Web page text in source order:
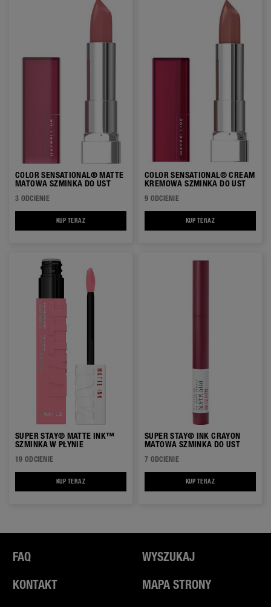
COLOR SENSATIONAL® MATTE
MATOWA SZMINKA DO UST
3 ODCIENIE
KUP TERAZ COLOR SENSATIONAL® MATTE MATOWA SZMINKA DO UST
COLOR SENSATIONAL® CREAM
KREMOWA SZMINKA DO UST
9 ODCIENIE
KUP TERAZ
SUPER STAY® MATTE INK™
SZMINKA W PŁYNIE
19 ODCIENIE
KUP TERAZ SUPER STAY® MATTE INK™ SZMINKA W PŁYNIE
SUPER STAY® INK CRAYON
MATOWA SZMINKA DO UST
7 ODCIENIE
KUP TERAZ
FAQ
KONTAKT
WYSZUKAJ
MAPA STRONY